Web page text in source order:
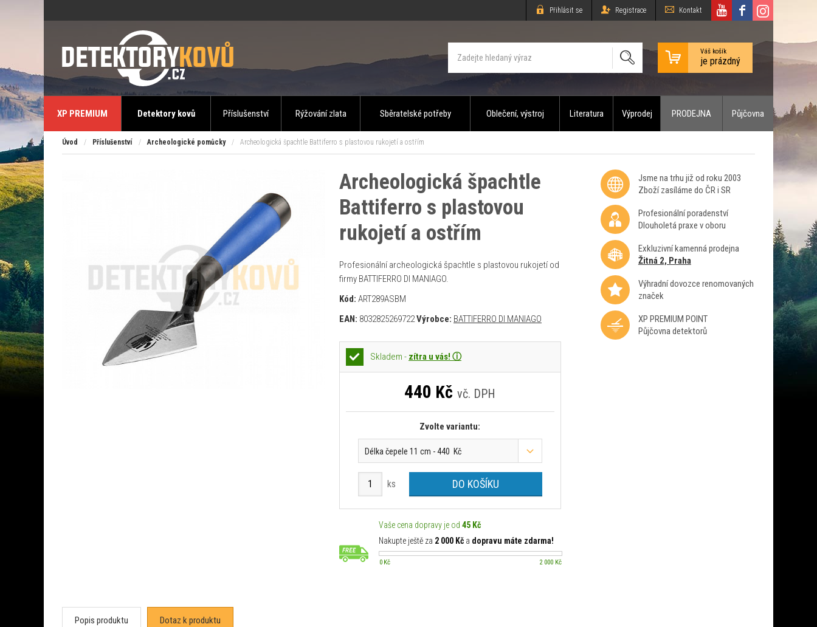
Přihlásit se Registrace Kontakt
Váš košík
je prázdný
XP PREMIUM Detektory kovů Příslušenství Rýžování zlata Sběratelské potřeby Oblečení, výstroj Literatura Výprodej PRODEJNA Půjčovna
Úvod / Příslušenství / Archeologické pomůcky / Archeologická špachtle Battiferro s plastovou rukojetí a ostřím
Archeologická špachtle
Battiferro s plastovou
rukojetí a ostřím
Profesionální archeologická špachtle s plastovou rukojetí od
firmy BATTIFERRO DI MANIAGO.
Kód: ART289ASBM
EAN: 8032825269722Výrobce: BATTIFERRO DI MANIAGO
Skladem - zítra u vás! ⓘ
440 Kč vč. DPH
Zvolte variantu:
Délka čepele 11 cm - 440 Kč
ks DO KOŠÍKU
Vaše cena dopravy je od 45 Kč
Nakupte ještě za 2 000 Kča dopravu máte zdarma!
0 Kč 2 000 Kč
Jsme na trhu již od roku 2003
Zboží zasíláme do ČR i SR
Profesionální poradenství
Dlouholetá praxe v oboru
Exkluzivní kamenná prodejna
Žitná 2, Praha
Výhradní dovozce renomovaných
značek
XP PREMIUM POINT
Půjčovna detektorů
Popis produktu Dotaz k produktu